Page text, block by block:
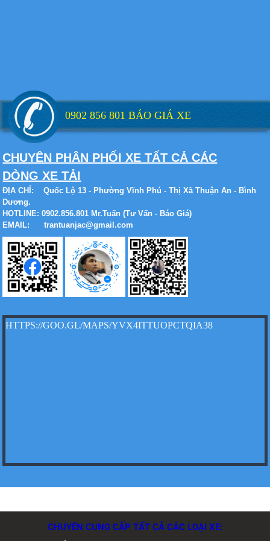
Xe tải Foton 990kg
Xe tải Foton 990kg
0902 856 801 BÁO GIÁ XE
CHUYÊN PHÂN PHỐI XE TẤT CẢ CÁC
DÒNG XE TẢI
ĐỊA CHỈ:
Quốc Lộ 13 - Phường Vĩnh Phú - Thị Xã Thuận An - Bình
Dương.
HOTLINE: 0902.856.801 Mr.Tuấn (Tư Vấn - Báo Giá)
EMAIL: trantuanjac@gmail.com
HTTPS://GOO.GL/MAPS/YVX4ITTUOPCTQIA38
CHUYÊN CUNG CẤP TẤT CẢ CÁC LOẠI XE: